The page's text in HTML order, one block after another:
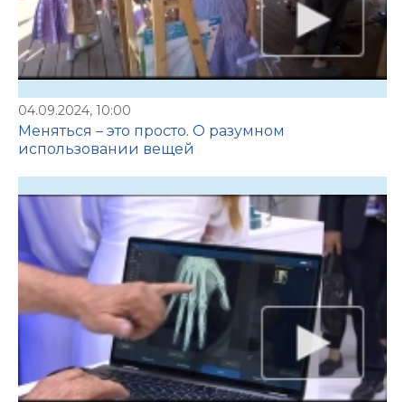
04.09.2024, 10:00
Меняться – это просто. О разумном
использовании вещей